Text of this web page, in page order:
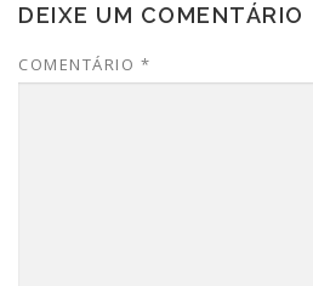
DEIXE UM COMENTÁRIO
COMENTÁRIO *